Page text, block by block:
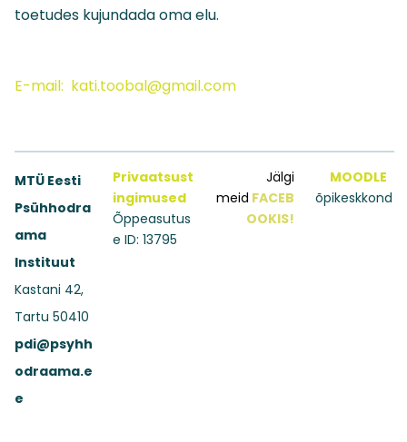
E-mail: kati.toobal@gmail.com
toetudes kujundada oma elu.
MTÜ Eesti
Psühhodra
ama
Instituut
Kastani 42,
Tartu 50410
pdi@psyhh
odraama.e
e
Privaatsust
ingimused
Õppeasutus
e ID: 13795
Jälgi
meid FACEB
OOKIS!
MOODLE
õpikeskkond